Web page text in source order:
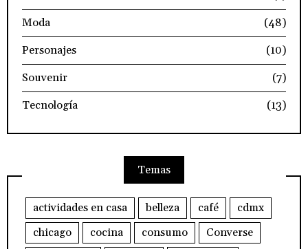
Moda
(48)
Personajes
(10)
Souvenir
(7)
Tecnología
(13)
Temas
actividades en casa belleza café
cdmx
chicago
cocina consumo
Converse